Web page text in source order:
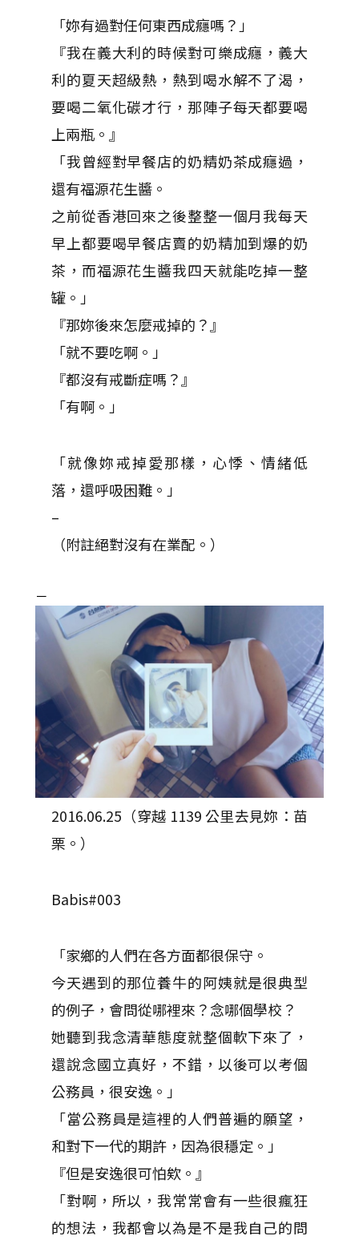
「妳有過對任何東西成癮嗎？」
『我在義大利的時候對可樂成癮，義大
利的夏天超級熱，熱到喝水解不了渴，
要喝二氧化碳才行，那陣子每天都要喝
上兩瓶。』
「我曾經對早餐店的奶精奶茶成癮過，
還有福源花生醬。
之前從香港回來之後整整一個月我每天
早上都要喝早餐店賣的奶精加到爆的奶
茶，而福源花生醬我四天就能吃掉一整
罐。」
『那妳後來怎麼戒掉的？』
「就不要吃啊。」
『都沒有戒斷症嗎？』
「有啊。」
「就像妳戒掉愛那樣，心悸、情緒低
落，還呼吸困難。」
–
（附註絕對沒有在業配。）
－
2016.06.25（穿越 1139 公里去見妳：苗
栗。）
Babis#003
「家鄉的人們在各方面都很保守。
今天遇到的那位養牛的阿姨就是很典型
的例子，會問從哪裡來？念哪個學校？
她聽到我念清華態度就整個軟下來了，
還說念國立真好，不錯，以後可以考個
公務員，很安逸。」
「當公務員是這裡的人們普遍的願望，
和對下一代的期許，因為很穩定。」
『但是安逸很可怕欸。』
「對啊，所以，我常常會有一些很瘋狂
的想法，我都會以為是不是我自己的問